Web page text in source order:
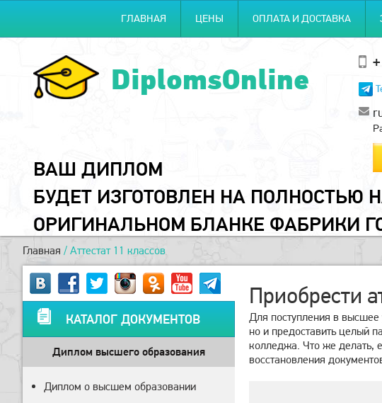
ГЛАВНАЯ ЦЕНЫ ОПЛАТА И ДОСТАВКА
DiplomsOnline
ВАШ ДИПЛОМ
БУДЕТ ИЗГОТОВЛЕН НА ПОЛНОСТЬЮ
ОРИГИНАЛЬНОМ БЛАНКЕ ФАБРИКИ
Главная / Аттестат 11 классов
Приобрести
Для поступления в высшее
но и предоставить целый
колледжа. Что же делать,
восстановления
КАТАЛОГ ДОКУМЕНТОВ
Диплом высшего образования
Диплом о высшем образовании